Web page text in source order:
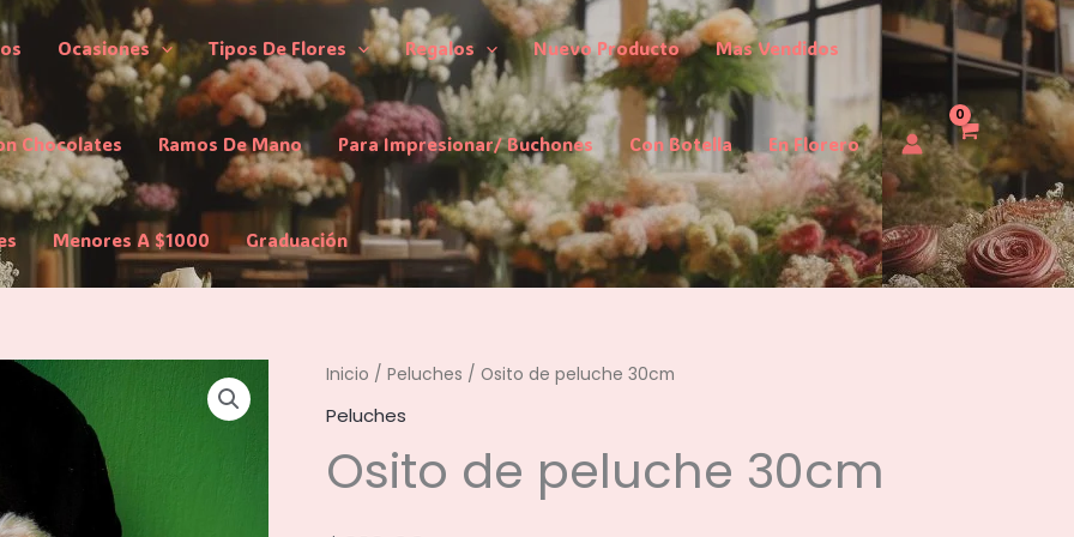
Ocasiones Tipos De Flores Regalos Nuevo Producto Mas Vendidos
Chocolates Ramos De Mano Para Impresionar/ Buchones Con Botella En Florero
Menores A $1000 Graduación
Inicio / Peluches / Osito de peluche 30cm
Peluches
Osito de peluche 30cm